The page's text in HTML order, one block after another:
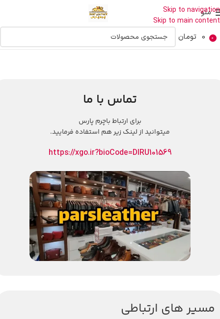
Skip to navigation
Skip to main content
منو
0
0 تومان
تماس با ما
برای ارتباط باچرم پارس
میتوانید از لینک زیر هم استفاده فرمایید.
https://xgo.ir?bioCode=DIRU101569
مسیر های ارتباطی​